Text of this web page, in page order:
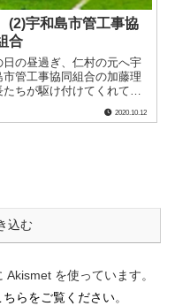
(2)宇和島市管工事協
合
日の昼過ぎ、仁村の元へ宇
市管工事協同組合の加藤理
たちが駆け付けてくれてい
た。電話で協力要請をした
ろ快諾だったとのことで2020.10.12
込む
を使っています。
らをご覧ください。